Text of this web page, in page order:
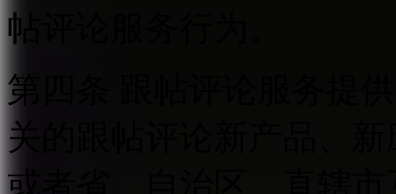
帖评论服务行为。
第四条 跟帖评论服务提
关的跟帖评论新产品、
或者省、自治区、直辖